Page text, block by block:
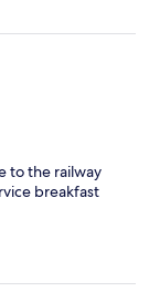
to the railway
breakfast